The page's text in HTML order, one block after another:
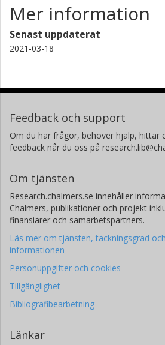
Mer information
Senast uppdaterat
2021-03-18
Feedback och support
Om du har frågor, behöver hjälp, hittar
feedback når du oss på
Om tjänsten
Research.chalmers.se innehåller
Chalmers, publikationer och projekt
finansiärer och samarbetspartners.
Läs mer om tjänsten, täckningsgrad
informationen
Personuppgifter och cookies
Tillgänglighet
Bibliografibearbetning
Länkar